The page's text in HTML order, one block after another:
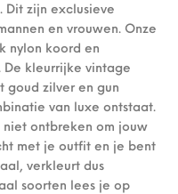
Dit zijn exclusieve
en vrouwen. Onze
nylon koord en
kleurrijke vintage
goud zilver en gun
van luxe ontstaat.
niet ontbreken om jouw
met je outfit en je bent
verkleurt dus
soorten lees je op